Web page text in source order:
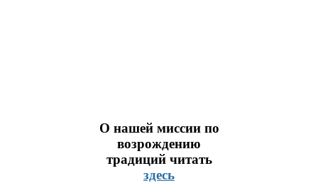
О нашей миссии по
возрождению
традиций читать
здесь